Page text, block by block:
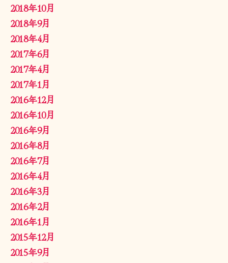
2018年10月
2018年9月
2018年4月
2017年6月
2017年4月
2017年1月
2016年12月
2016年10月
2016年9月
2016年8月
2016年7月
2016年4月
2016年3月
2016年2月
2016年1月
2015年12月
2015年9月